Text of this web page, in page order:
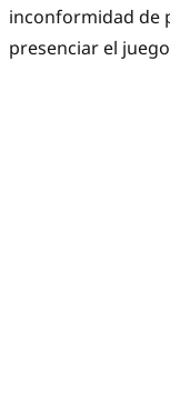
inconformidad de
presenciar el